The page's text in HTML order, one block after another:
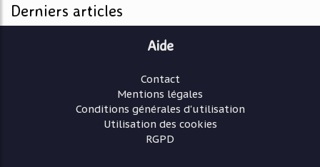
Derniers articles
Aide
Contact
Mentions légales
Conditions générales d'utilisation
Utilisation des cookies
RGPD